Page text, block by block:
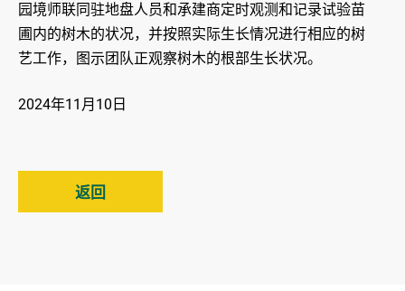
园境师联同驻地盘人员和承建商定时观测和记录试验苗
圃内的树木的状况，并按照实际生长情况进行相应的树
艺工作，图示团队正观察树木的根部生长状况。
2024年11月10日
返回